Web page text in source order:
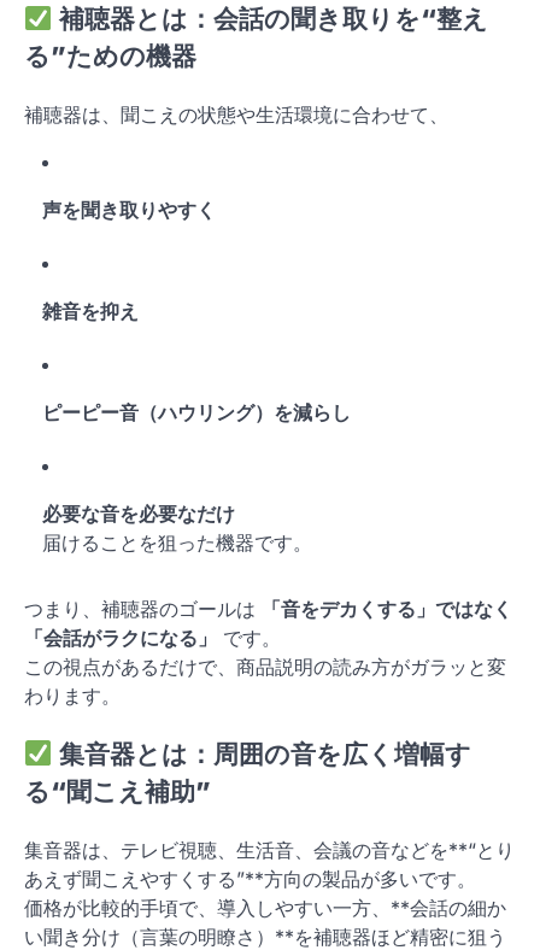
補聴器とは： 会話の聞き取りを“整え
る”ための機器
補聴器は、聞こえの状態や生活環境に合わせて、
声を聞き取りやすく
雑音を抑え
ピーピー音（ハウリング）を減らし
必要な音を必要なだけ
届けることを狙った機器です。
つまり、補聴器のゴールは
「音をデカくする」ではなく
「会話がラクになる」
です。
この視点があるだけで、商品説明の読み方がガラッと変
わります。
集音器とは： 周囲の音を広く増幅す
る“聞こえ補助”
集音器は、テレビ視聴、生活音、会議の音などを**“とり
あえず聞こえやすくする”**方向の製品が多いです。
価格が比較的手頃で、導入しやすい一方、**会話の細か
い聞き分け（言葉の明瞭さ）**を補聴器ほど精密に狙う